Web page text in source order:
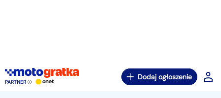
PARTNER
Dodaj ogłoszenie